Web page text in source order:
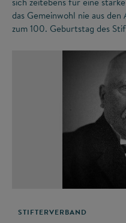
das Gemeinwohl nie aus
zum 100. Geburtstag des
STIFTERVERBAND